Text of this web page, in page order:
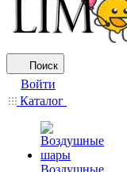
Поиск
Войти
Каталог
Воздушные